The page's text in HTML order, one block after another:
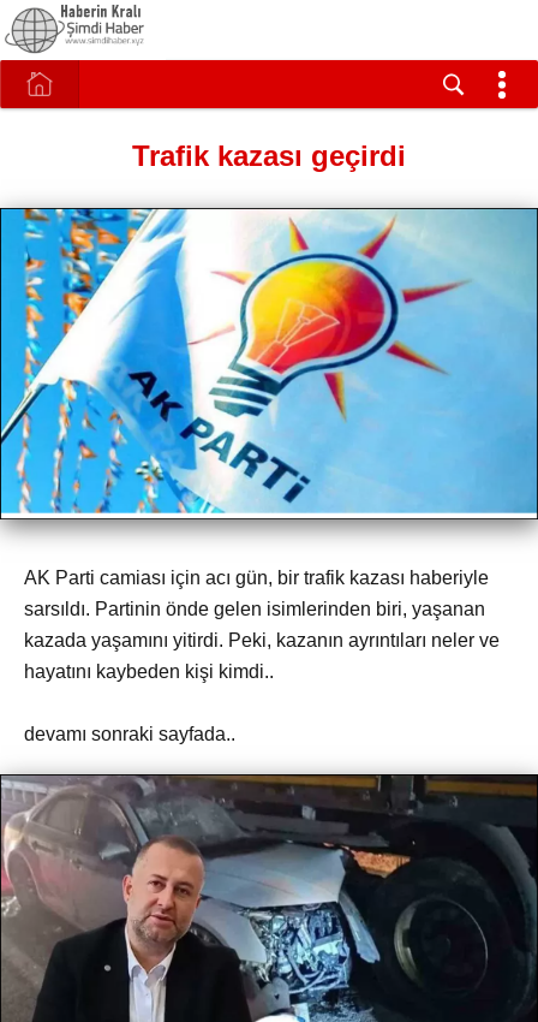
Trafik kazası geçirdi
AK Parti camiası için acı gün, bir trafik kazası haberiyle
sarsıldı. Partinin önde gelen isimlerinden biri, yaşanan
kazada yaşamını yitirdi. Peki, kazanın ayrıntıları neler ve
hayatını kaybeden kişi kimdi..
devamı sonraki sayfada..